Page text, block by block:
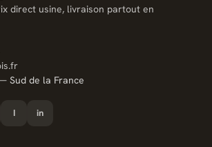
direct usine, livraison partout en
Sud de la France
I in